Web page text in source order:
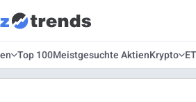
Top 100Meistgesuchte AktienKrypto